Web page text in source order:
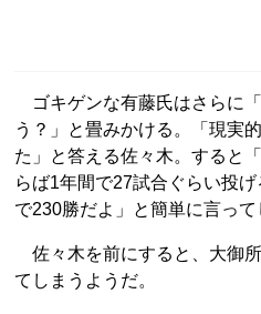
ゴキゲンな有藤氏はさらに
う？」と畳みかける。「現実
た」と答える佐々木。すると
らば1年間で27試合ぐらい投
で230勝だよ」と簡単に言って
佐々木を前にすると、大御
てしまうようだ。